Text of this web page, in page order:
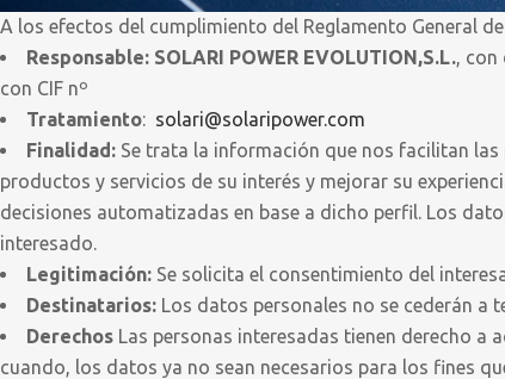
A los efectos del cumplimiento del Reglamento General
Responsable: SOLARI POWER EVOLUTION,S.L., con
con CIF nº
Tratamiento: solari@solaripower.com
Finalidad: Se trata la información que nos facilitan
productos y servicios de su interés y mejorar su
decisiones automatizadas en base a dicho perfil. Los
interesado.
Legitimación: Se solicita el consentimiento del
Destinatarios: Los datos personales no se cederán a
Derechos Las personas interesadas tienen derecho
cuando, los datos ya no sean necesarios para los fines